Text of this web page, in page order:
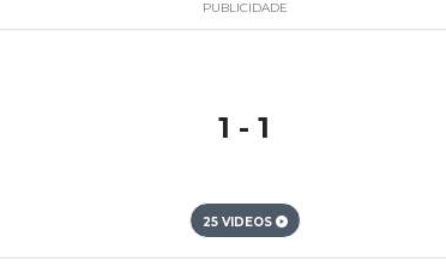
PUBLICIDADE
1 - 1
25 VIDEOS